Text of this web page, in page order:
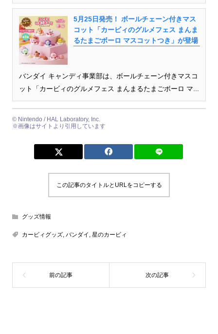
5月25日発売！ ボールチェーン付きマス
コット「カービィのグルメフェス まんま
るたまごボーロ マスコットつき」が登場
バンダイ キャンディ事業部は、ボールチェーン付きマスコ
ット「カービィのグルメフェス まんまるたまごボーロ マ...
© Nintendo / HAL Laboratory, Inc.
※画像はサイトより引用しています
この記事のタイトルとURLをコピーする
グッズ情報
カービィグッズ, バンダイ 星のカービィ